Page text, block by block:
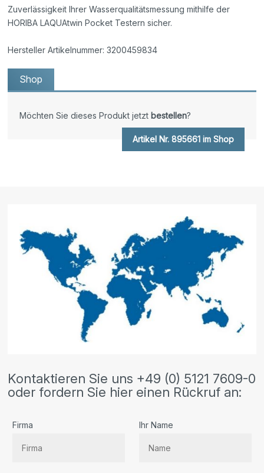
Zuverlässigkeit Ihrer Wasserqualitätsmessung mithilfe der
HORIBA LAQUAtwin Pocket Testern sicher.
Hersteller Artikelnummer: 3200459834
Shop
Möchten Sie dieses Produkt jetzt bestellen?
Artikel Nr. 895661 im Shop
Kontaktieren Sie uns +49 (0) 5121 7609-0
oder fordern Sie hier einen Rückruf an:
Firma Ihr Name